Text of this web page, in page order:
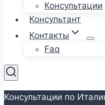
Консультации
Консультант
Контакты
Faq
Консультации по